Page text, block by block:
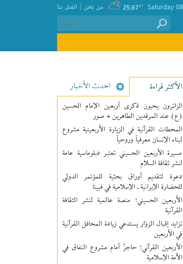
اتصل بنا | من نحن 25.67°
الأکثر قراءة احدث الأخبار
الزائرون يحيون ذكرى أربعين الإمام الحسين
(ع) عند المرقدين الطاهرين + صور
المحطات القرآنية في الزيارة الأربعينية مشروع
لبناء الإنسان معرفیاً وروحياً
مسيرة الأربعين الحسيني تعتبر دبلوماسية عامة
لنشر ثقافة السلام
دعوة لتقديم أوراق بحثية للمؤتمر الدولي
للحضارة الإيرانية ـ الإسلامية في فيينا
الأربعين الحسيني؛ منصة عالمية لنشر الثقافة
القرآنية
تزايد إقبال الزوّار يستدعي زيادة المحافل القرآنية
في الأربعين
الأربعين القرآني؛ حاجزٌ أمام مشروع النفاق في
الأمة الإسلامية